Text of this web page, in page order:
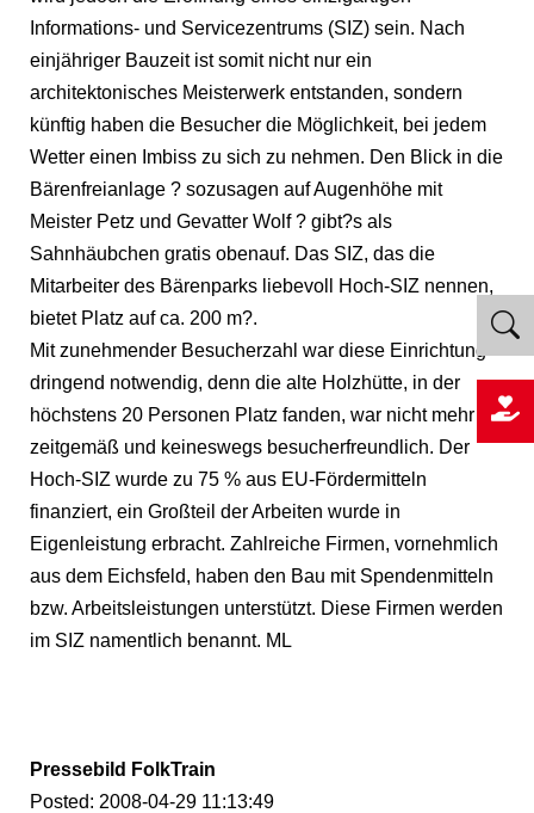
Informations- und Servicezentrums (SIZ) sein. Nach
einjähriger Bauzeit ist somit nicht nur ein
architektonisches Meisterwerk entstanden, sondern
künftig haben die Besucher die Möglichkeit, bei jedem
Wetter einen Imbiss zu sich zu nehmen. Den Blick in die
Bärenfreianlage ? sozusagen auf Augenhöhe mit
Meister Petz und Gevatter Wolf ? gibt?s als
Sahnhäubchen gratis obenauf. Das SIZ, das die
Mitarbeiter des Bärenparks liebevoll Hoch-SIZ nennen,
bietet Platz auf ca. 200 m?.
Mit zunehmender Besucherzahl war diese Einrichtung
dringend notwendig, denn die alte Holzhütte, in der
höchstens 20 Personen Platz fanden, war nicht mehr
zeitgemäß und keineswegs besucherfreundlich. Der
Hoch-SIZ wurde zu 75 % aus EU-Fördermitteln
finanziert, ein Großteil der Arbeiten wurde in
Eigenleistung erbracht. Zahlreiche Firmen, vornehmlich
aus dem Eichsfeld, haben den Bau mit Spendenmitteln
bzw. Arbeitsleistungen unterstützt. Diese Firmen werden
im SIZ namentlich benannt. ML
Pressebild FolkTrain
Posted: 2008-04-29 11:13:49